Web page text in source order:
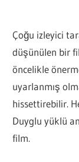
Çoğu izleyici
düşünülen bir
öncelikle
uyarlanmış
hissettirebilir.
Duyglu yüklü
film.